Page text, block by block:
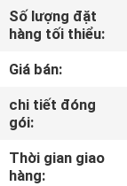
TÔI
THAM
QUAN
NHÀ
MÁY
Số lượng đặt
hàng tối thiểu:
Giá bán:
chi tiết đóng
gói:
Thời gian giao
hàng: